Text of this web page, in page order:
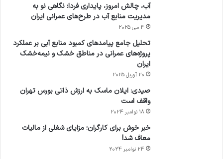
آب، چالش امروز، پایداری فردا: نگاهی نو به
مدیریت منابع آب در طرح‌های عمرانی ایران
4 می 2025
تحلیل جامع پیامدهای کمبود منابع آبی بر عملکرد
پروژه‌های عمرانی در مناطق خشک و نیمه‌خشک
ایران
20 آوریل 2025
صیدی: ایلان ماسک به ارزش ذاتی بورس تهران
واقف است
18 نوامبر 2024
خبر خوش برای کارگران؛ مزایای شغلی از مالیات
معاف شد!
24 نوامبر 2024